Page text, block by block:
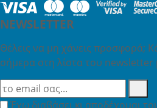
NEWSLETTER
Θέλεις να μη χάνεις προσφορά;
σήμερα στη λίστα του newsletter
Έχω διαβάσει κι αποδέχομαι